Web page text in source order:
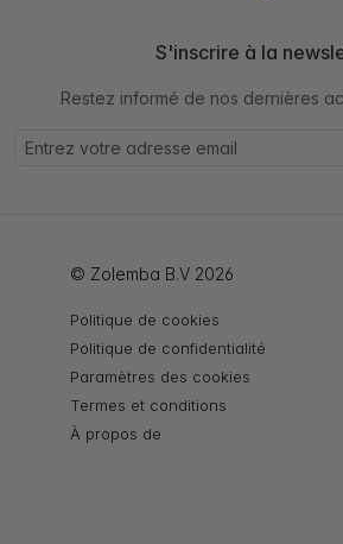
S'inscrire à la
Restez informé de nos dernières
© Zolemba B.V 2026
Politique de cookies
Politique de confidentialité
Paramètres des cookies
Termes et conditions
À propos de